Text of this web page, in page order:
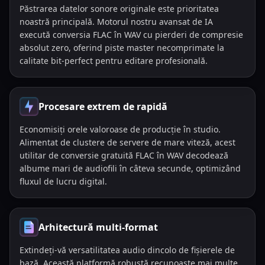
Păstrarea datelor sonore originale este prioritatea
noastră principală. Motorul nostru avansat de IA
execută conversia FLAC în WAV cu pierderi de compresie
absolut zero, oferind piste master necomprimate la
calitate bit-perfect pentru editare profesională.
Procesare extrem de rapidă
Economisiți orele valoroase de producție în studio.
Alimentat de clustere de servere de mare viteză, acest
utilitar de conversie gratuită FLAC în WAV decodează
albume mari de audiofili în câteva secunde, optimizând
fluxul de lucru digital.
Arhitectură multi-format
Extindeți-vă versatilitatea audio dincolo de fișierele de